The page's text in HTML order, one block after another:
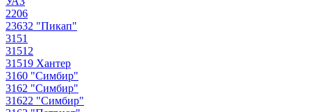
2206
23632 "Пикап"
3151
31512
31519 Хантер
3160 "Симбир"
3162 "Симбир"
31622 "Симбир"